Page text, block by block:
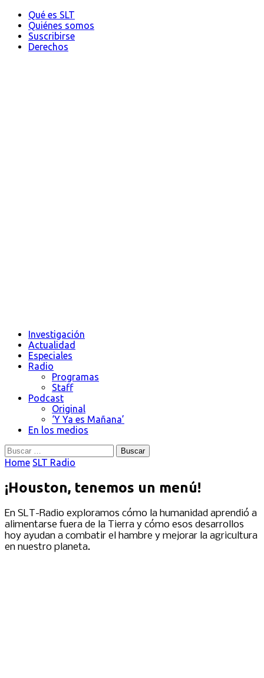
Qué es SLT
Quiénes somos
Suscribirse
Derechos
Investigación
Actualidad
Especiales
Radio
Programas
Staff
Podcast
Original
‘Y Ya es Mañana’
En los medios
Buscar:
Home SLT Radio
¡Houston, tenemos un menú!
En SLT-Radio exploramos cómo la humanidad aprendió a
alimentarse fuera de la Tierra y cómo esos desarrollos
hoy ayudan a combatir el hambre y mejorar la agricultura
en nuestro planeta.